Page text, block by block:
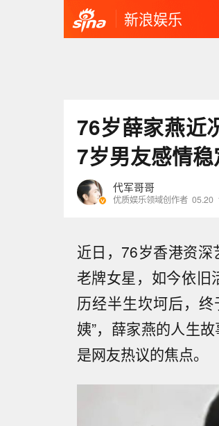
新浪娱乐
76岁薛家燕近
7岁男友感情稳
代军哥哥
优质娱乐领域创作者 05.20
近日，76岁香港资
老牌女星，如今依旧
历经半生坎坷后，
姨”，薛家燕的人生
是网友热议的焦点。